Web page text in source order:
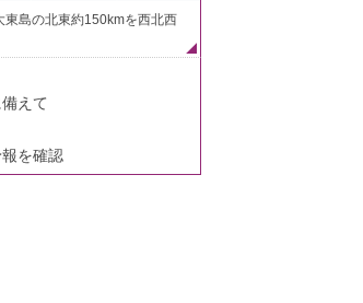
東島の北東約150kmを西北西
えて
を確認